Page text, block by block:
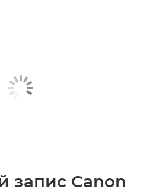
запис Canon